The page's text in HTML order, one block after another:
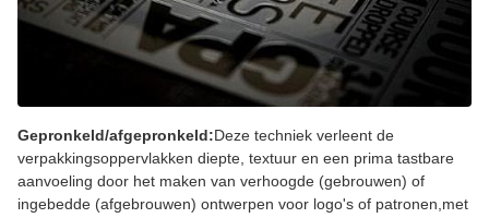
Gepronkeld/afgepronkeld:Deze techniek verleent de
verpakkingsoppervlakken diepte, textuur en een prima tastbare
aanvoeling door het maken van verhoogde (gebrouwen) of
ingebedde (afgebrouwen) ontwerpen voor logo's of patronen,met